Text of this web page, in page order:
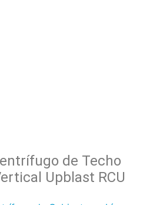
de Techo
Upblast RCU